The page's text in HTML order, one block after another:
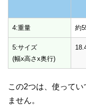
4:重量 約
5:サイズ
(幅x高さx奥行)
この2つは、使って
ません。